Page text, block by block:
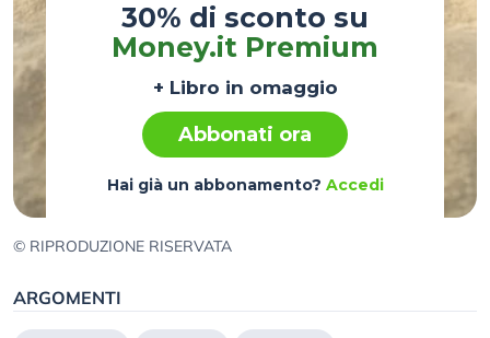
30% di sconto su
Money.it Premium
+ Libro in omaggio
Abbonati ora
Hai già un abbonamento? Accedi
© RIPRODUZIONE RISERVATA
ARGOMENTI